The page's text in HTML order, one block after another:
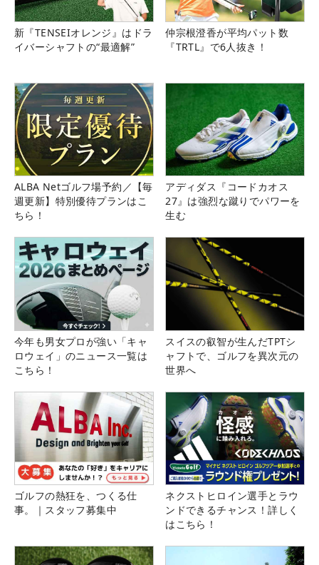
新『TENSEIオレンジ』はドラ
イバーシャフトの“最適解”
仲宗根澄香が平均パット数
『TRTL』で6人抜き！
ALBA Netゴルフ場予約／【毎
週更新】特別優待プランはこ
ちら！
アディダス『コードカオス
27』は強烈な蹴りでパワーを
生む
今年も男女プロが強い「キャ
ロウェイ」のニュース一覧は
こちら！
スイスの叡智が生んだTPTシ
ャフトで、ゴルフを異次元の
世界へ
ゴルフの熱狂を、つくる仕
事。｜スタッフ募集中
ネクストヒロイン選手とラウ
ンドできるチャンス！詳しく
はこちら！